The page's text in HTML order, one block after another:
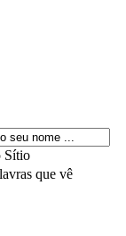
Sítio
que vê